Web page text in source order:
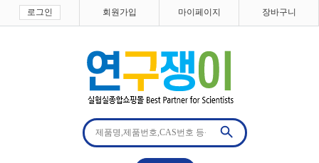
로그인 회원가입 마이페이지 장바구니